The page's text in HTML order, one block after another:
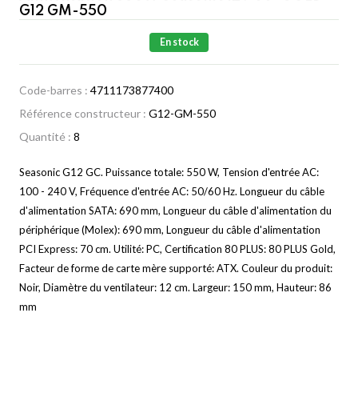
G12 GM-550
En stock
Code-barres : 4711173877400
Référence constructeur : G12-GM-550
Quantité : 8
Seasonic G12 GC. Puissance totale: 550 W, Tension d'entrée AC:
100 - 240 V, Fréquence d'entrée AC: 50/60 Hz. Longueur du câble
d'alimentation SATA: 690 mm, Longueur du câble d'alimentation du
périphérique (Molex): 690 mm, Longueur du câble d'alimentation
PCI Express: 70 cm. Utilité: PC, Certification 80 PLUS: 80 PLUS Gold,
Facteur de forme de carte mère supporté: ATX. Couleur du produit:
Noir, Diamètre du ventilateur: 12 cm. Largeur: 150 mm, Hauteur: 86
mm